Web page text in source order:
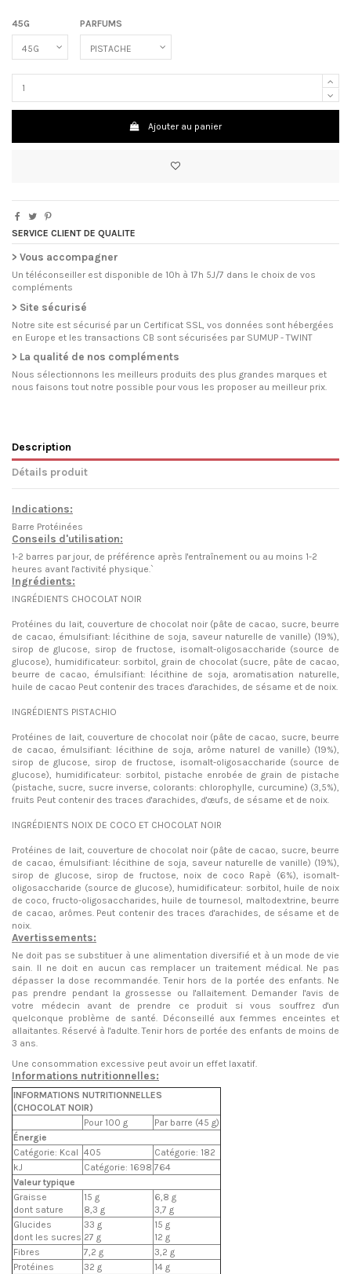
45G PARFUMS
Ajouter au panier
SERVICE CLIENT DE QUALITE
> Vous accompagner
Un téléconseiller est disponible de 10h à 17h 5J/7 dans le choix de vos
compléments
> Site sécurisé
Notre site est sécurisé par un Certificat SSL, vos données sont hébergées
en Europe et les transactions CB sont sécurisées par SUMUP - TWINT
> La qualité de nos compléments
Nous sélectionnons les meilleurs produits des plus grandes marques et
nous faisons tout notre possible pour vous les proposer au meilleur prix.
Description
Détails produit
Indications:
Barre Protéinées
Conseils d'utilisation:
1-2 barres par jour, de préférence après l'entraînement ou au moins 1-2
heures avant l'activité physique.`
Ingrédients:
INGRÉDIENTS CHOCOLAT NOIR
Protéines du lait, couverture de chocolat noir (pâte de cacao, sucre, beurre
de cacao, émulsifiant: lécithine de soja, saveur naturelle de vanille) (19%),
sirop de glucose, sirop de fructose, isomalt-oligosaccharide (source de
glucose), humidificateur: sorbitol, grain de chocolat (sucre, pâte de cacao,
beurre de cacao, émulsifiant: lécithine de soja, aromatisation naturelle,
huile de cacao Peut contenir des traces d'arachides, de sésame et de noix.
INGRÉDIENTS PISTACHIO
Protéines de lait, couverture de chocolat noir (pâte de cacao, sucre, beurre
de cacao, émulsifiant: lécithine de soja, arôme naturel de vanille) (19%),
sirop de glucose, sirop de fructose, isomalt-oligosaccharide (source de
glucose), humidificateur: sorbitol, pistache enrobée de grain de pistache
(pistache, sucre, sucre inverse, colorants: chlorophylle, curcumine) (3,5%),
fruits Peut contenir des traces d'arachides, d'œufs, de sésame et de noix.
INGRÉDIENTS NOIX DE COCO ET CHOCOLAT NOIR
Protéines de lait, couverture de chocolat noir (pâte de cacao, sucre, beurre
de cacao, émulsifiant: lécithine de soja, saveur naturelle de vanille) (19%),
sirop de glucose, sirop de fructose, noix de coco Rapè (6%), isomalt-
oligosaccharide (source de glucose), humidificateur: sorbitol, huile de noix
de coco, fructo-oligosaccharides, huile de tournesol, maltodextrine, beurre
de cacao, arômes. Peut contenir des traces d'arachides, de sésame et de
noix.
Avertissements:
Ne doit pas se substituer à une alimentation diversifié et à un mode de vie
sain. Il ne doit en aucun cas remplacer un traitement médical. Ne pas
dépasser la dose recommandée. Tenir hors de la portée des enfants. Ne
pas prendre pendant la grossesse ou l'allaitement. Demander l'avis de
votre médecin avant de prendre ce produit si vous souffrez d'un
quelconque problème de santé. Déconseillé aux femmes enceintes et
allaitantes. Réservé à l'adulte. Tenir hors de portée des enfants de moins de
3 ans.
Une consommation excessive peut avoir un effet laxatif.
Informations nutritionnelles:
INFORMATIONS NUTRITIONNELLES
(CHOCOLAT NOIR)
Pour 100 g
Par barre (45 g)
Énergie
Catégorie: Kcal 405
Catégorie: 182
kJ
Catégorie: 1698 764
Valeur typique
Graisse
dont sature
15 g
8,3 g
6,8 g
3,7 g
Glucides
dont les sucres
33 g
27 g
15 g
12 g
Fibres
7,2 g
3,2 g
Protéines
32 g
14 g